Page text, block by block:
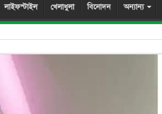
লাইফস্টাইল খেলাধুলা বিনোদন অন্যান্য